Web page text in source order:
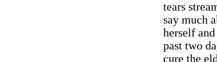
tears
say much
herself
past two
cure the